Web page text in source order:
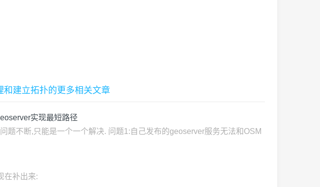
建立拓扑的更多相关文章
实现最短路径
不断,只能是一个一个解决. 问题1:自己发布的geoserver服务无法和OSM
在补出来: